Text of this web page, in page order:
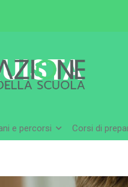
e percorsi Corsi di